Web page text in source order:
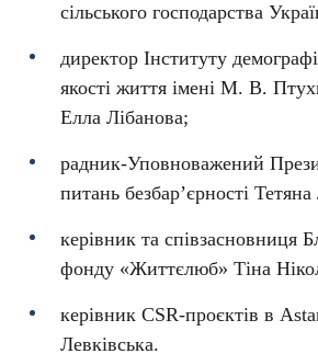
сільського господарства
директор Інституту
якості життя імені М. В.
Елла Лібанова;
радник-Уповноважений
питань безбар’єрності
керівник та співзасновниця
фонду «Життєлюб» Тіна
керівник CSR-проєктів в
Левківська.